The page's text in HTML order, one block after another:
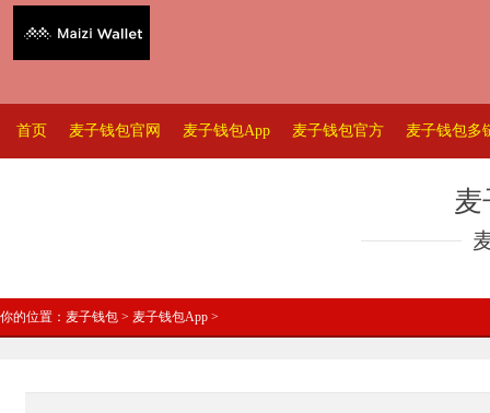
首页 麦子钱包官网 麦子钱包App 麦子钱包官方 麦子钱包多
麦
你的位置： 麦子钱包 > 麦子钱包App >